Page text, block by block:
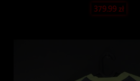
379.99zł